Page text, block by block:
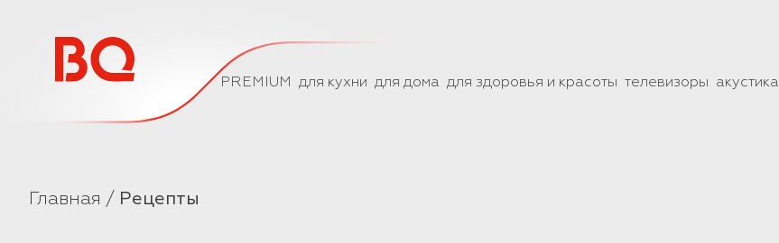
PREMIUM для кухни для дома для здоровья и красоты телевизоры акустика
Главная Рецепты